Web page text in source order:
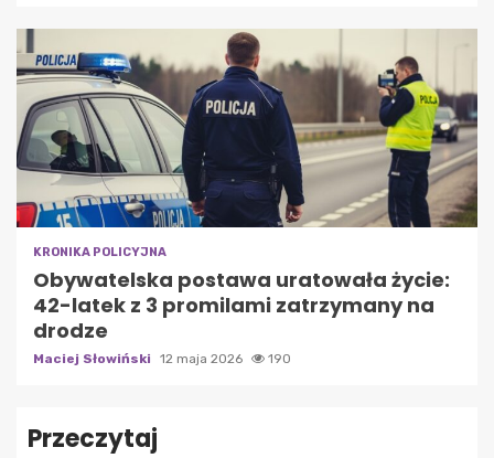
KRONIKA POLICYJNA
Obywatelska postawa uratowała życie:
42-latek z 3 promilami zatrzymany na
drodze
Maciej Słowiński 12 maja 2026 190
Przeczytaj